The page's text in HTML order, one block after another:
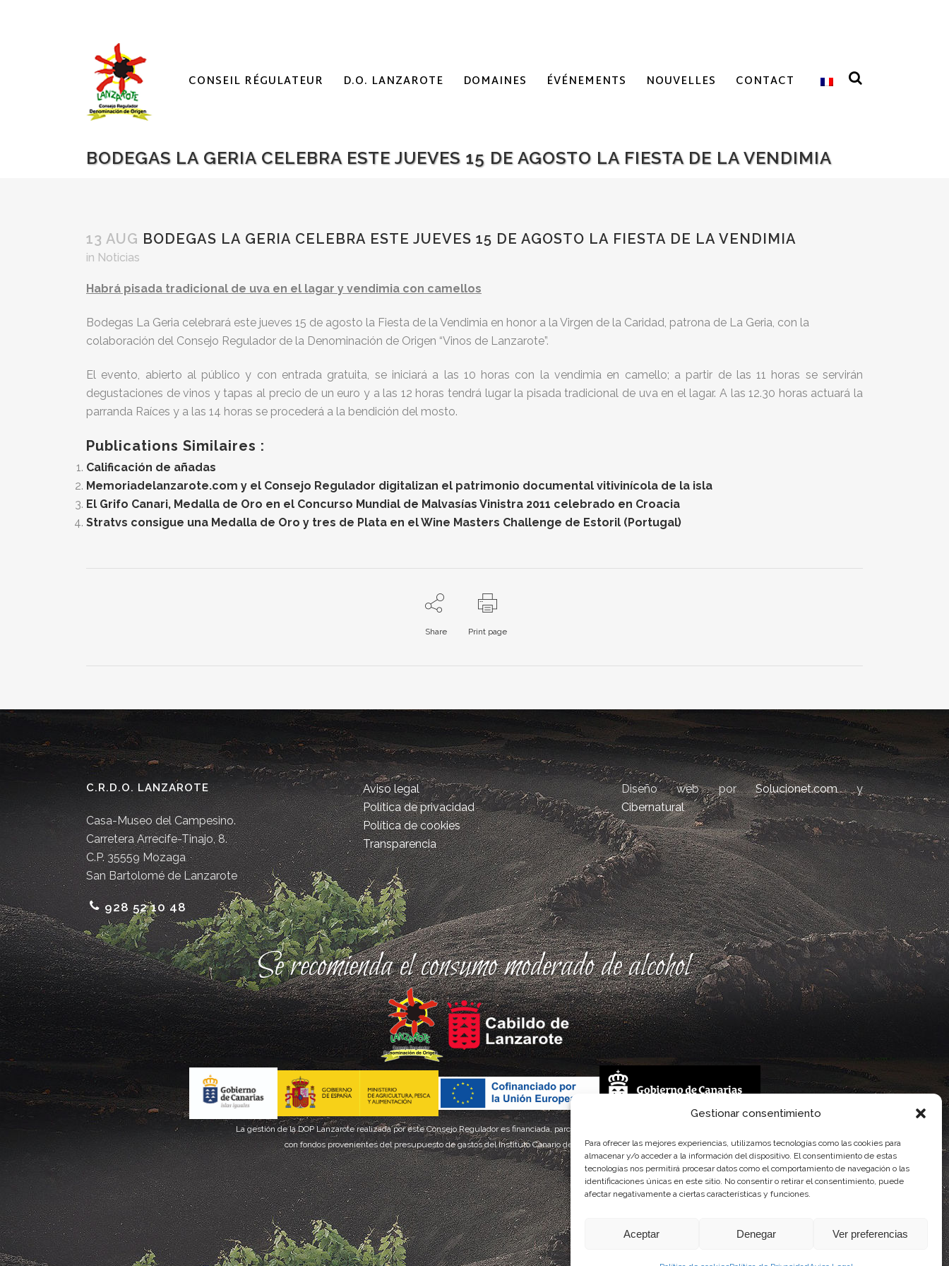
Gestionar consentimiento
Para ofrecer las mejores experiencias, utilizamos tecnologías como las cookies para
almacenar y/o acceder a la información del dispositivo. El consentimiento de estas
tecnologías nos permitirá procesar datos como el comportamiento de navegación o las
identificaciones únicas en este sitio. No consentir o retirar el consentimiento, puede
afectar negativamente a ciertas características y funciones.
Aceptar Denegar Ver preferencias
CONSEIL RÉGULATEUR D.O. LANZAROTE DOMAINES ÉVÉNEMENTS NOUVELLES CONTACT
BODEGAS LA GERIA CELEBRA ESTE JUEVES 15 DE AGOSTO LA FIESTA DE LA VENDIMIA
13 AUG BODEGAS LA GERIA CELEBRA ESTE JUEVES 15 DE AGOSTO LA FIESTA DE LA VENDIMIA
in Noticias
Habrá pisada tradicional de uva en el lagar y vendimia con camellos
Bodegas La Geria celebrará este jueves 15 de agosto la Fiesta de la Vendimia en honor a la Virgen de la Caridad, patrona de La Geria, con la
colaboración del Consejo Regulador de la Denominación de Origen “Vinos de Lanzarote”.
El evento, abierto al público y con entrada gratuita, se iniciará a las 10 horas con la vendimia en camello; a partir de las 11 horas se servirán
degustaciones de vinos y tapas al precio de un euro y a las 12 horas tendrá lugar la pisada tradicional de uva en el lagar. A las 12.30 horas actuará la
parranda Raíces y a las 14 horas se procederá a la bendición del mosto.
Publications Similaires :
Calificación de añadas
Memoriadelanzarote.com y el Consejo Regulador digitalizan el patrimonio documental vitivinícola de la isla
El Grifo Canari, Medalla de Oro en el Concurso Mundial de Malvasías Vinistra 2011 celebrado en Croacia
Stratvs consigue una Medalla de Oro y tres de Plata en el Wine Masters Challenge de Estoril (Portugal)
Share Print page
C.R.D.O. LANZAROTE
Casa-Museo del Campesino.
Carretera Arrecife-Tinajo, 8.
C.P. 35559 Mozaga
San Bartolomé de Lanzarote
928 52 10 48
Aviso legal
Política de privacidad
Política de cookies
Transparencia
Diseño web porSolucionet.comy
Cibernatural
Se recomienda el consumo moderado de alcohol
La gestión de la DOP Lanzarote realizada por este Consejo Regulador es financiada, parcialmente, por el Gobierno de Canarias
con fondos provenientes del presupuesto de gastos del Instituto Canario de Calidad Agroalimentaria